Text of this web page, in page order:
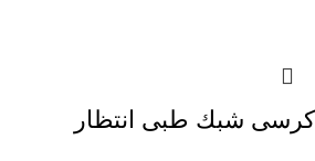
كرسى شبك طبى انتظار